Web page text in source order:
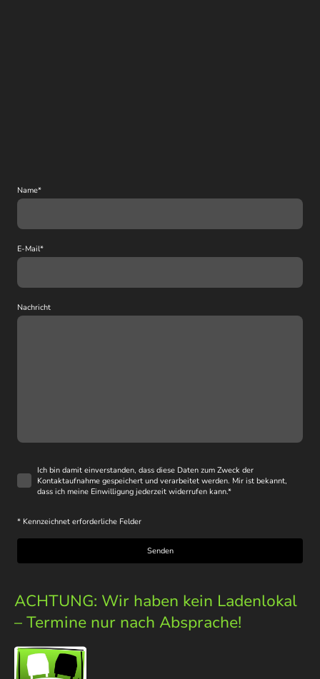
Name*
E-Mail*
Nachricht
Ich bin damit einverstanden, dass diese Daten zum Zweck der
Kontaktaufnahme gespeichert und verarbeitet werden. Mir ist bekannt,
dass ich meine Einwilligung jederzeit widerrufen kann.*
* Kennzeichnet erforderliche Felder
Senden
ACHTUNG: Wir haben kein Ladenlokal
– Termine nur nach Absprache!